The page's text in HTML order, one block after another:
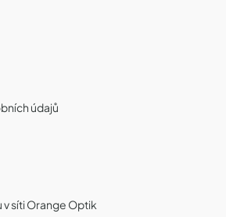
údajů
v síti Orange Optik